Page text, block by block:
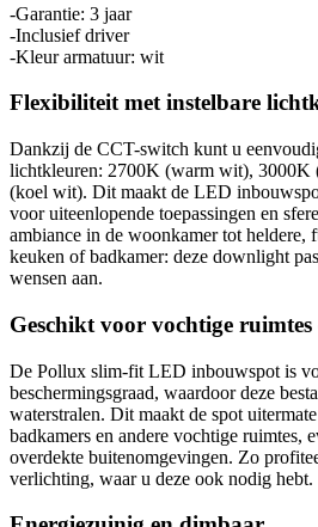
-Garantie: 3 jaar
-Inclusief driver
-Kleur armatuur: wit
Flexibiliteit met instelbare
Dankzij de CCT-switch kunt u
lichtkleuren: 2700K (warm wit), 3000K
(koel wit). Dit maakt de LED
voor uiteenlopende toepassingen en
ambiance in de woonkamer tot heldere,
keuken of badkamer: deze downlight
wensen aan.
Geschikt voor vochtige
De Pollux slim-fit LED inbouwspot is
beschermingsgraad, waardoor deze
waterstralen. Dit maakt de spot
badkamers en andere vochtige ruimtes,
overdekte buitenomgevingen. Zo
verlichting, waar u deze ook nodig hebt.